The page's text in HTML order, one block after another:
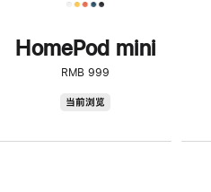
HomePod mini
RMB 999
当前浏览